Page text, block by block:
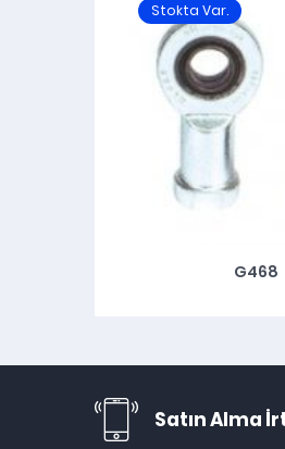
Stokta Var.
G468
Satın Alma